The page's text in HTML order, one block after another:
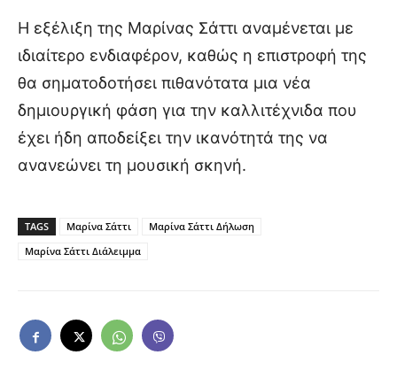
Η εξέλιξη της Μαρίνας Σάττι αναμένεται με
ιδιαίτερο ενδιαφέρον, καθώς η επιστροφή της
θα σηματοδοτήσει πιθανότατα μια νέα
δημιουργική φάση για την καλλιτέχνιδα που
έχει ήδη αποδείξει την ικανότητά της να
ανανεώνει τη μουσική σκηνή.
TAGS Μαρίνα Σάττι
Μαρίνα Σάττι Δήλωση
Μαρίνα Σάττι Διάλειμμα